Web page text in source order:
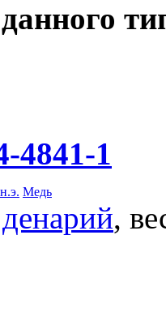
4841-1
Медь
,